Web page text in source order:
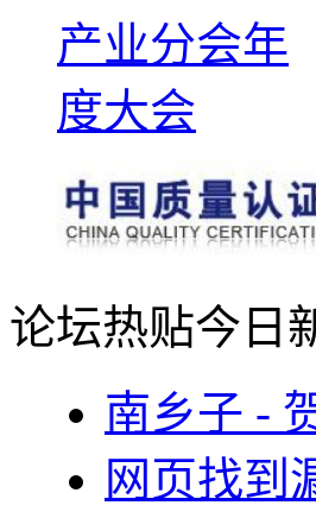
论坛热贴今日
南乡子 -
网页找到